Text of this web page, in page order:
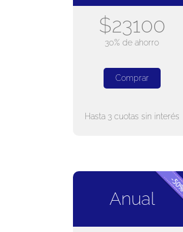
$23100
30% de ahorro
Comprar
Hasta 3 cuotas sin interés
Anual